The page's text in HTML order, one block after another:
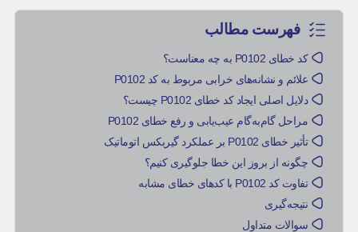
فهرست مطالب
کد خطای P0102 به چه معناست؟
علائم و نشانه‌های خرابی مربوط به کد P0102
دلایل اصلی ایجاد کد خطای P0102 چیست؟
مراحل گام‌به‌گام عیب‌یابی و رفع خطای P0102
تأثیر خطای P0102 بر عملکرد گیربکس اتوماتیک
چگونه از بروز این خطا جلوگیری کنیم؟
تفاوت کد P0102 با کدهای خطای مشابه
نتیجه‌گیری
سوالات متداول